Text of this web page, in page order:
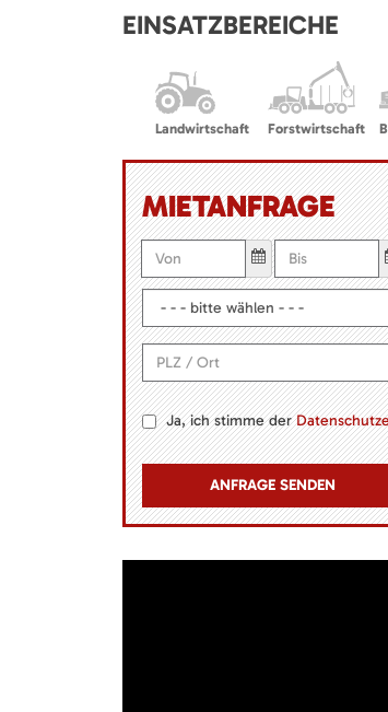
EINSATZBEREICHE
Landwirtschaft Forstwirtschaft
MIETANFRAGE
Ja, ich stimme der